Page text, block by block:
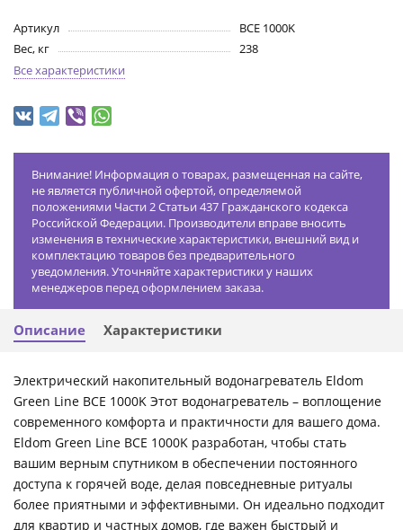
Артикул
BCE 1000K
Вес, кг
238
Все характеристики
Внимание! Информация о товарах, размещенная на сайте,
не является публичной офертой, определяемой
положениями Части 2 Статьи 437 Гражданского кодекса
Российской Федерации. Производители вправе вносить
изменения в технические характеристики, внешний вид и
комплектацию товаров без предварительного
уведомления. Уточняйте характеристики у наших
менеджеров перед оформлением заказа.
Описание Характеристики
Электрический накопительный водонагреватель Eldom
Green Line BCE 1000K Этот водонагреватель – воплощение
современного комфорта и практичности для вашего дома.
Eldom Green Line BCE 1000K разработан, чтобы стать
вашим верным спутником в обеспечении постоянного
доступа к горячей воде, делая повседневные ритуалы
более приятными и эффективными. Он идеально подходит
для квартир и частных домов, где важен быстрый и